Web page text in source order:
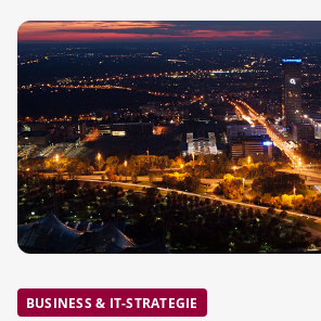
BUSINESS & IT-STRATEGIE